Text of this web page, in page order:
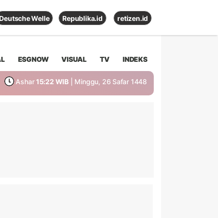
Deutsche Welle Republika.id retizen.id
ESGNOW VISUAL TV INDEKS
Ashar 15:22 WIB | Minggu, 26 Safar 1448